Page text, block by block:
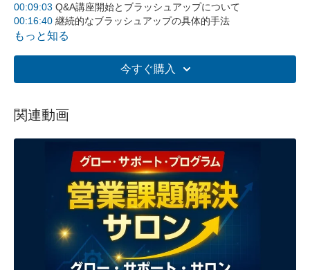
00:09:03 Q&A講座開始とブラッシュアップについて
00:16:40 継続的なブラッシュアップの具体的手法
00:26:28ロープレ習慣化の課題と解決策
既存顧客への営業とファン化について
顧客ランク分けと顧客保有取り表の重要性
01:02:35アンケートと次回開催のお知らせ
ソフトブレーン・サービスが主催する第2回グロー・サポー
ト・サロン体験会。宮田コンサルタントと野部代表が、営業
の型のブラッシュアップ継続方法、ロープレの習慣化、既存
顧客への効果的なアプローチについて解説。参加者からの質
問に対し、科学的な営業手法と継続的な改善のための具体的
なノウハウを提供した。
5つの主要ポイント
もっと知る
今すぐ購入
関連動画